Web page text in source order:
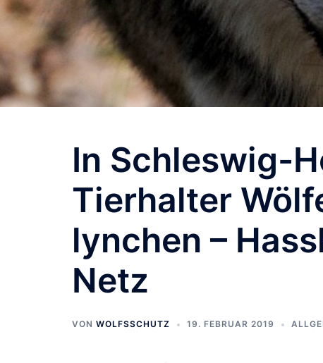
In Schleswig-
Tierhalter
lynchen –
Netz
VON WOLFSSCHUTZ 19. FEBRUAR 2019